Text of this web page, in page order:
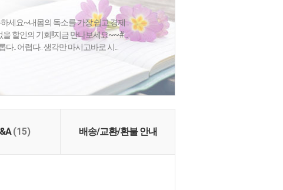
세요~내몸의 독소를 가장 쉽고 경제...
할인의 기회!!지금 만나보세요~~#...
.. 어렵다.. 생각만 마시고바로 시...
(15) 배송/교환/환불 안내